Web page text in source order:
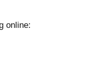
online: